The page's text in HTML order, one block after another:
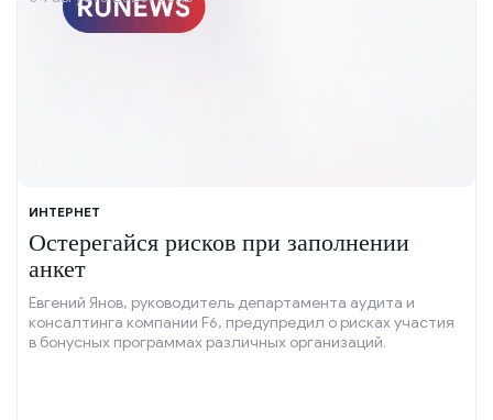
ИНТЕРНЕТ
Остерегайся рисков при заполнении
анкет
Евгений Янов, руководитель департамента аудита и
консалтинга компании F6, предупредил о рисках участия
в бонусных программах различных организаций.